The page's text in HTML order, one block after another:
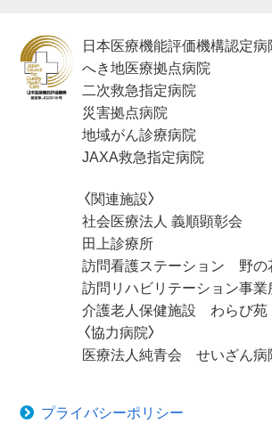
日本医療機能評価機構認定病
へき地医療拠点病院
二次救急指定病院
災害拠点病院
地域がん診療病院
JAXA救急指定病院
〈関連施設〉
社会医療法人 義順顕彰会
田上診療所
訪問看護ステーション 野の
訪問リハビリテーション事業
介護老人保健施設 わらび苑
〈協力病院〉
医療法人純青会 せいざん病
プライバシーポリシー